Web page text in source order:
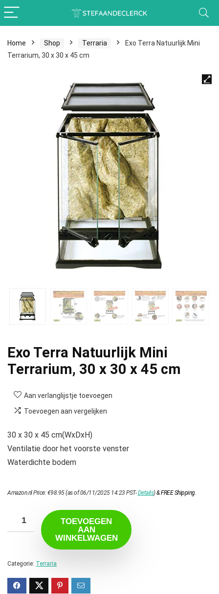
Home Shop Terraria
Exo Terra Natuurlijk Mini
Terrarium, 30 x 30 x 45 cm
Exo Terra Natuurlijk Mini
Terrarium, 30 x 30 x 45 cm
Aan verlanglijstje toevoegen
Toevoegen aan vergelijken
30 x 30 x 45 cm(WxDxH)
Ventilatie door het voorste venster
Waterdichte bodem
Amazon.nl Price:€98.95(as of 06/11/2025 14:23 PST-Details)&FREE Shipping.
TOEVOEGEN
AAN
WINKELWAGEN
Categorie: Terraria